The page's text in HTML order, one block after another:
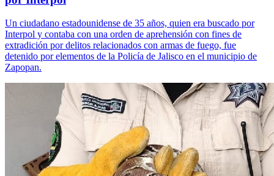
Un ciudadano estadounidense de 35 años, quien era buscado por
Interpol y contaba con una orden de aprehensión con fines de
extradición por delitos relacionados con armas de fuego, fue
detenido por elementos de la Policía de Jalisco en el municipio de
Zapopan.